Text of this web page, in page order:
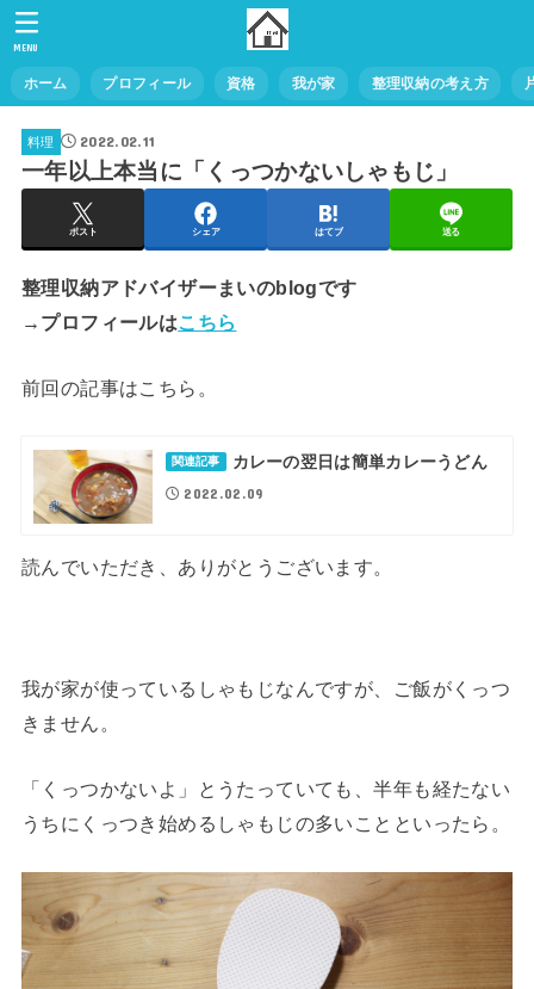
ホーム プロフィール 資格 我が家 整理収納の考え方
MENU
料理 2022.02.11
一年以上本当に「くっつかないしゃもじ」
ポスト シェア はてブ 送る
整理収納アドバイザーまいのblogです
→プロフィールはこちら
前回の記事はこちら。
関連記事 カレーの翌日は簡単カレーうどん
2022.02.09
読んでいただき、ありがとうございます。
我が家が使っているしゃもじなんですが、ご飯がくっつ
きません。
「くっつかないよ」とうたっていても、半年も経たない
うちにくっつき始めるしゃもじの多いことといったら。